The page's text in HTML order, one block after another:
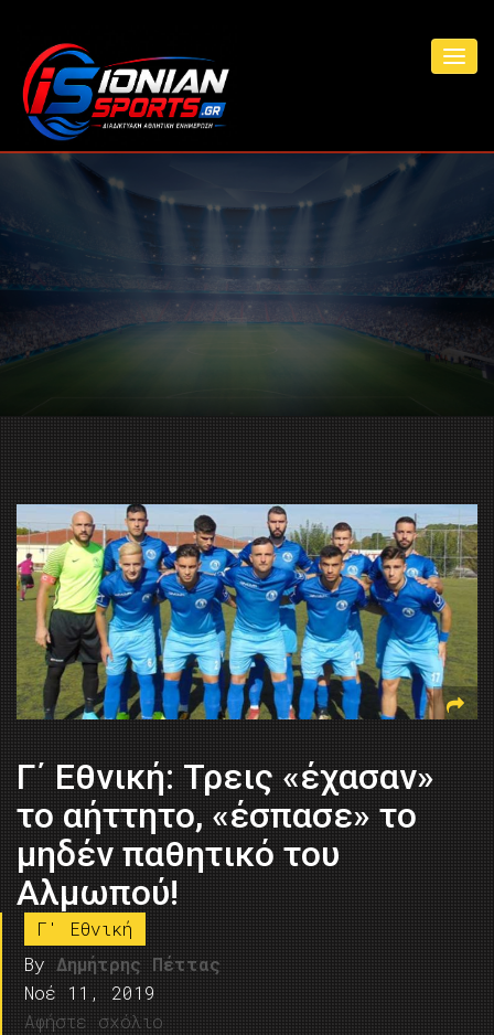
Γ΄ Εθνική: Τρεις «έχασαν»
το αήττητο, «έσπασε» το
μηδέν παθητικό του
Αλμωπού!
Γ' Εθνική
By Δημήτρης Πέττας
Νοέ 11, 2019
Αφήστε σχόλιο